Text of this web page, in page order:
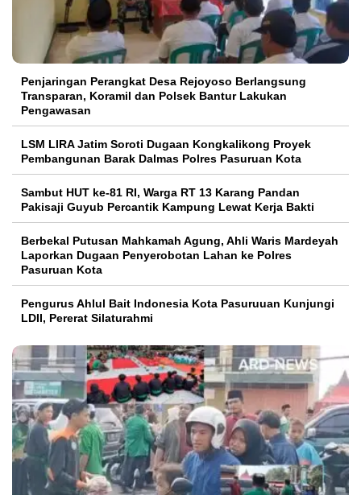
Penjaringan Perangkat Desa Rejoyoso Berlangsung
Transparan, Koramil dan Polsek Bantur Lakukan
Pengawasan
LSM LIRA Jatim Soroti Dugaan Kongkalikong Proyek
Pembangunan Barak Dalmas Polres Pasuruan Kota
Sambut HUT ke-81 RI, Warga RT 13 Karang Pandan
Pakisaji Guyub Percantik Kampung Lewat Kerja Bakti
Berbekal Putusan Mahkamah Agung, Ahli Waris Mardeyah
Laporkan Dugaan Penyerobotan Lahan ke Polres
Pasuruan Kota
Pengurus Ahlul Bait Indonesia Kota Pasuruuan Kunjungi
LDII, Pererat Silaturahmi